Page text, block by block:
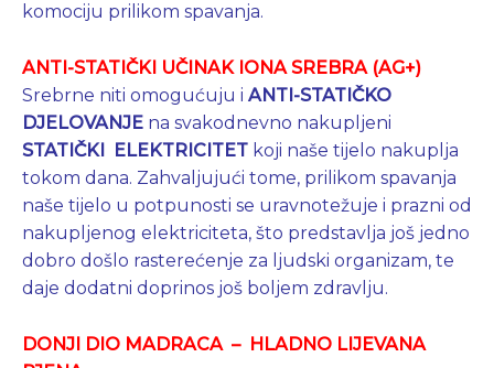
komociju prilikom spavanja.
ANTI-STATIČKI UČINAK IONA SREBRA (AG+)
Srebrne niti omogućuju i ANTI-STATIČKO
DJELOVANJE na svakodnevno nakupljeni
STATIČKI ELEKTRICITET koji naše tijelo nakuplja
tokom dana. Zahvaljujući tome, prilikom spavanja
naše tijelo u potpunosti se uravnotežuje i prazni od
nakupljenog elektriciteta, što predstavlja još jedno
dobro došlo rasterećenje za ljudski organizam, te
daje dodatni doprinos još boljem zdravlju.
DONJI DIO MADRACA – HLADNO LIJEVANA